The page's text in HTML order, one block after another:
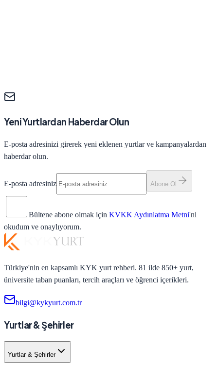
Yeni Yurtlardan Haberdar Olun
E-posta adresinizi girerek yeni eklenen yurtlar ve kampanyalardan
haberdar olun.
E-posta adresiniz Abone Ol
Bültene abone olmak için KVKK Aydınlatma Metni'ni
okudum ve onaylıyorum.
Türkiye'nin en kapsamlı KYK yurt rehberi. 81 ilde 850+ yurt,
üniversite taban puanları, tercih araçları ve öğrenci içerikleri.
bilgi@kykyurt.com.tr
Yurtlar & Şehirler
Yurtlar & Şehirler